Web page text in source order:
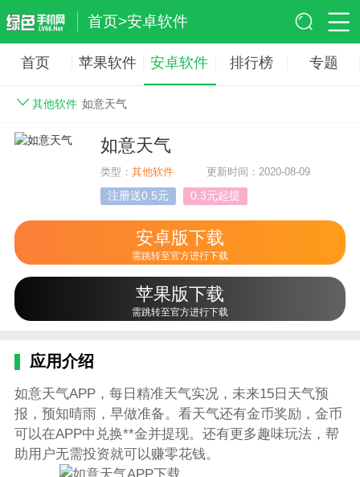
首页>安卓软件
首页 苹果软件 安卓软件 排行榜 专题
其他软件 如意天气
如意天气
类型：其他软件 更新时间：2020-08-09
注册送0.5元 0.3元起提
安卓版下载
需跳转至官方进行下载
苹果版下载
需跳转至官方进行下载
应用介绍
如意天气APP，每日精准天气实况，未来15日天气预
报，预知晴雨，早做准备。看天气还有金币奖励，金币
可以在APP中兑换**金并提现。还有更多趣味玩法，帮
助用户无需投资就可以赚零花钱。